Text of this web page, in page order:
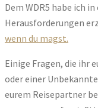
Dem WDR5 habe ich
Herausforderungen
wenn du magst.
Einige Fragen, die ihr
oder einer
eurem Reisepartner